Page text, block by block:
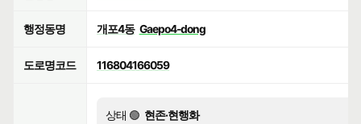
행정동명 개포4동 Gaepo4-dong
도로명코드 116804166059
상태 🟢 현존·현행화